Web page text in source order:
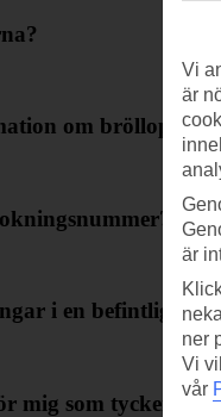
om
i en befintlig
mig som tycker om
Vi
är
är
ner
Vi
vår